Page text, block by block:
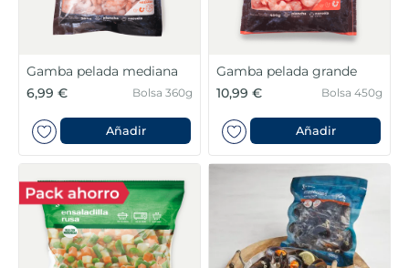
Gamba pelada mediana
6,99 €
Bolsa 360g
Añadir
Gamba pelada grande
10,99 €
Bolsa 450g
Añadir